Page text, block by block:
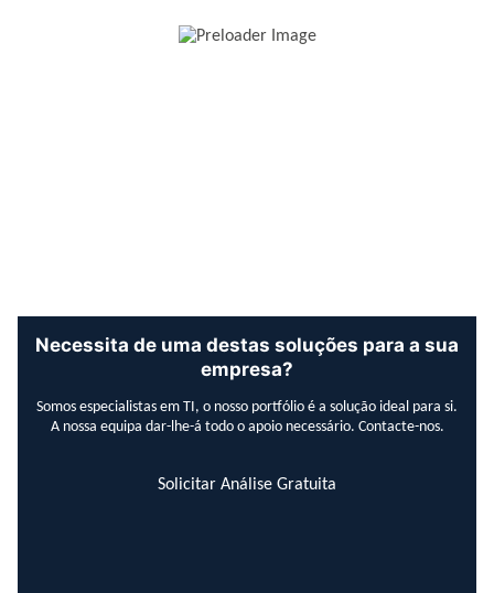
Necessita de uma destas soluções para a sua
empresa?
Somos especialistas em TI, o nosso portfólio é a solução ideal para si.
A nossa equipa dar-lhe-á todo o apoio necessário. Contacte-nos.
Solicitar Análise Gratuita